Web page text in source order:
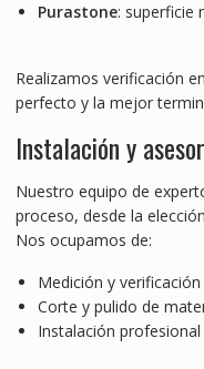
Purastone: superficie
Realizamos verificación
perfecto y la mejor
Instalación y
Nuestro equipo de
proceso, desde la
Nos ocupamos de:
Medición y
Corte y pulido de
Instalación